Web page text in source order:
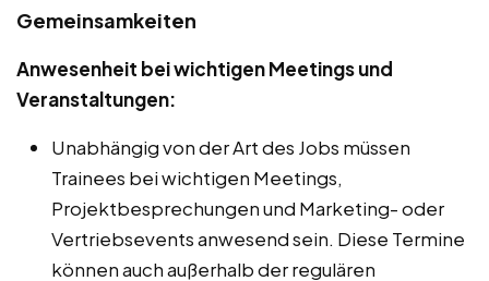
Gemeinsamkeiten
Anwesenheit bei wichtigen Meetings und
Veranstaltungen:
Unabhängig von der Art des Jobs müssen
Trainees bei wichtigen Meetings,
Projektbesprechungen und Marketing- oder
Vertriebsevents anwesend sein. Diese Termine
können auch außerhalb der regulären